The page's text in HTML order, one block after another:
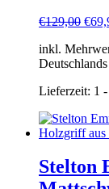
€129,00
war:
€
inkl.
Deutschlands
Lieferzeit: 1
Stelton